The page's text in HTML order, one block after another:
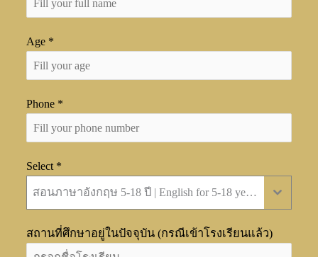
Age *
Phone *
Select *
สอนภาษาอังกฤษ 5-18 ปี | English for 5-18 years old
สถานที่ศึกษาอยู่ในปัจจุบัน (กรณีเข้าโรงเรียนแล้ว)